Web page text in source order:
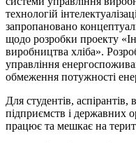
технологій
запропановано
щодо розробки проекту
виробництва хліба».
управління
обмеження потужності
Для студентів,
підприємств і державних
працює та мешкає на